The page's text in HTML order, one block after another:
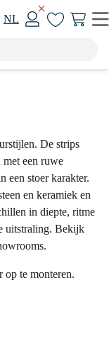
NL
De strips
een ruwe
een stoer karakter.
en keramiek en
in diepte, ritme
uitstraling. Bekijk
op te monteren.